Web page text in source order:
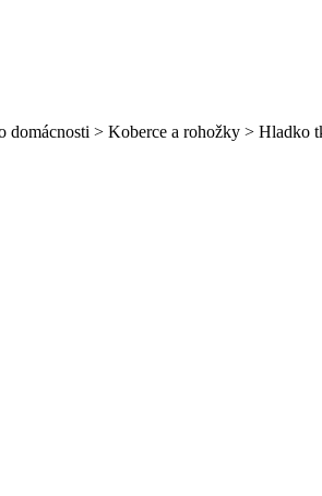
> Koberce a rohožky > Hladko